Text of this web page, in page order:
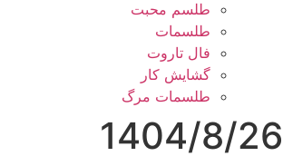
طلسم محبت
طلسمات
فال تاروت
گشایش کار
طلسمات مرگ
1404/8/26